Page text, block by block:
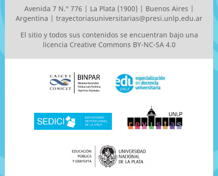
Avenida 7 N.° 776 | La Plata (1900) | Buenos Aires |
Argentina | trayectoriasuniversitarias@presi.unlp.edu.ar
El sitio y todos sus contenidos se encuentran bajo una
licencia Creative Commons BY-NC-SA 4.0